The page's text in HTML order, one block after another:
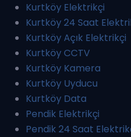
Kurtköy Elektrikçi
Kurtköy 24 Saat
Kurtköy Açık Elektrikçi
Kurtköy CCTV
Kurtköy Kamera
Kurtköy Uyducu
Kurtköy Data
Pendik Elektrikçi
Pendik 24 Saat